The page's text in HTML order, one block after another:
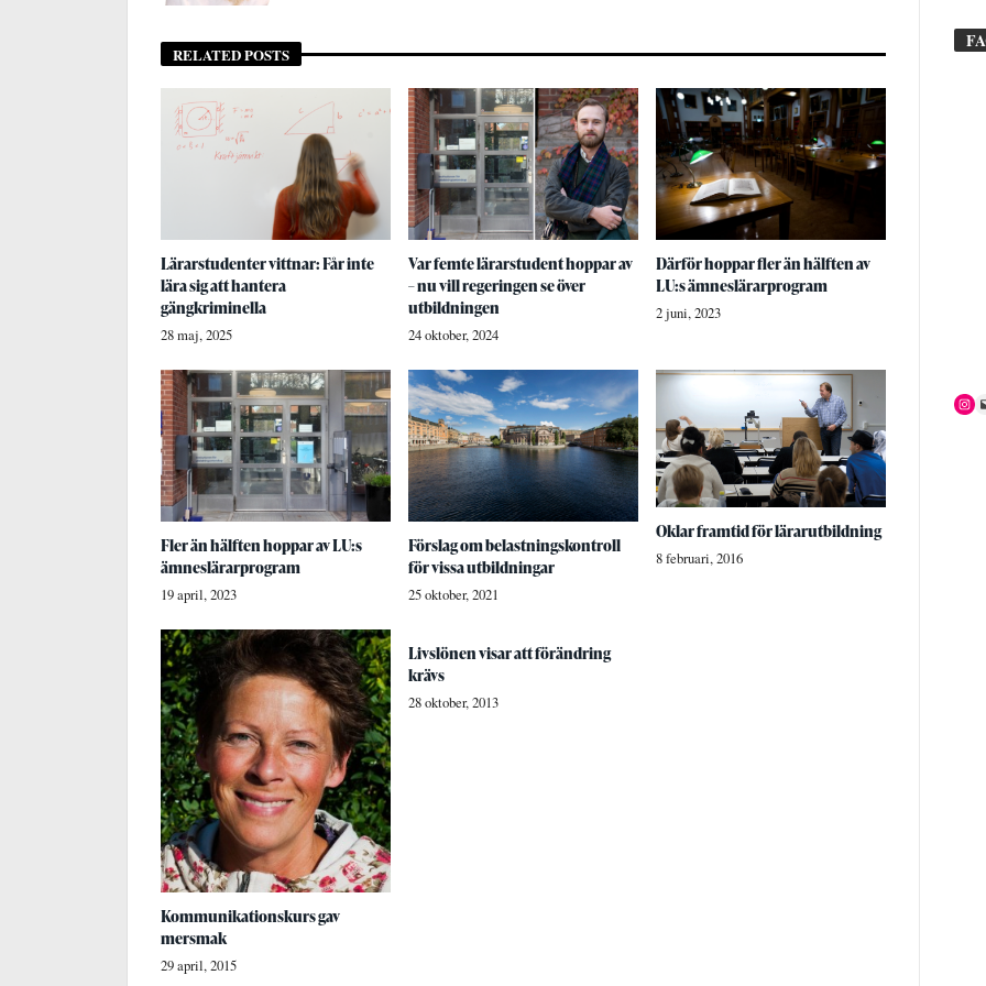
RELATED POSTS
Lärarstudenter vittnar: Får inte
lära sig att hantera
gängkriminella
28 maj, 2025
Var femte lärarstudent hoppar av
– nu vill regeringen se över
utbildningen
24 oktober, 2024
Därför hoppar fler än hälften av
LU:s ämneslärarprogram
2 juni, 2023
Fler än hälften hoppar av LU:s
ämneslärarprogram
19 april, 2023
Förslag om belastningskontroll
för vissa utbildningar
25 oktober, 2021
Oklar framtid för lärarutbildning
8 februari, 2016
Kommunikationskurs gav
mersmak
29 april, 2015
Livslönen visar att förändring
krävs
28 oktober, 2013